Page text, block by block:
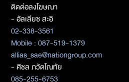
ติดต่อลงโฆษณา
- อัลเลียซ สะอิ
02-338-3561
Mobile : 087-519-1379
allias_sae@nationgroup.com
- ศิชล ภวัตโณทัย
085-255-6753